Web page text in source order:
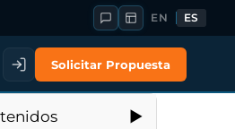
EN ES
Solicitar Propuesta